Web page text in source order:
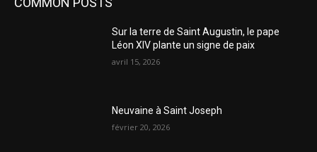
Sur la terre de Saint Augustin, le pape
Léon XIV plante un signe de paix
avril 15, 2026
Neuvaine à Saint Joseph
février 20, 2026